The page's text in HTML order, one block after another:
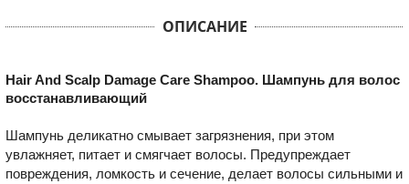
ОПИСАНИЕ
Hair And Scalp Damage Care Shampoo. Шампунь для волос
восстанавливающий
Шампунь деликатно смывает загрязнения, при этом
увлажняет, питает и смягчает волосы. Предупреждает
повреждения, ломкость и сечение, делает волосы сильными и